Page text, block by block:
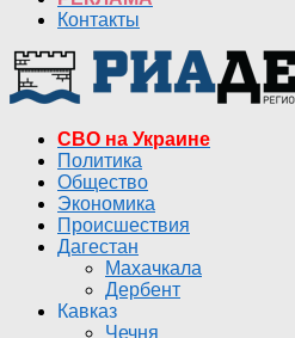
Контакты
СВО на Украине
Политика
Общество
Экономика
Происшествия
Дагестан
Махачкала
Дербент
Кавказ
Чечня